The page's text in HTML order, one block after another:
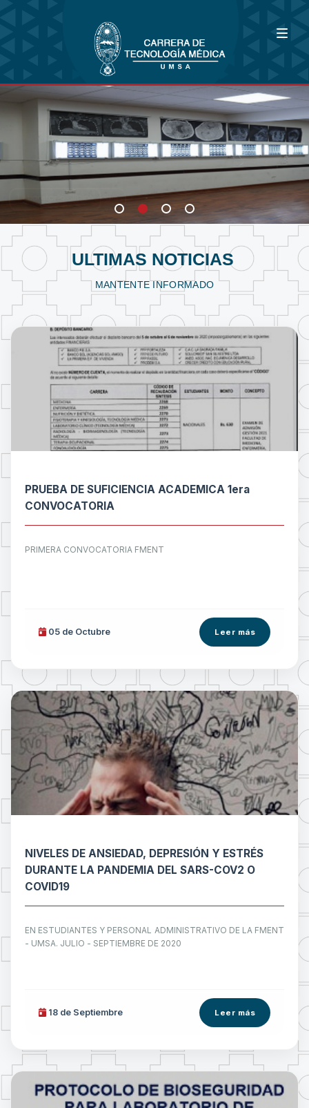
Bioimagenología
Fisioterapia y Kinesiología
Laboratorio Clínico
ULTIMAS NOTICIAS
MANTENTE INFORMADO
PRUEBA DE SUFICIENCIA ACADEMICA 1era
CONVOCATORIA
PRIMERA CONVOCATORIA FMENT
05 de Octubre Leer más
NIVELES DE ANSIEDAD, DEPRESIÓN Y ESTRÉS
DURANTE LA PANDEMIA DEL SARS-COV2 O
COVID19
EN ESTUDIANTES Y PERSONAL ADMINISTRATIVO DE LA FMENT
- UMSA. JULIO - SEPTIEMBRE DE 2020
18 de Septiembre Leer más